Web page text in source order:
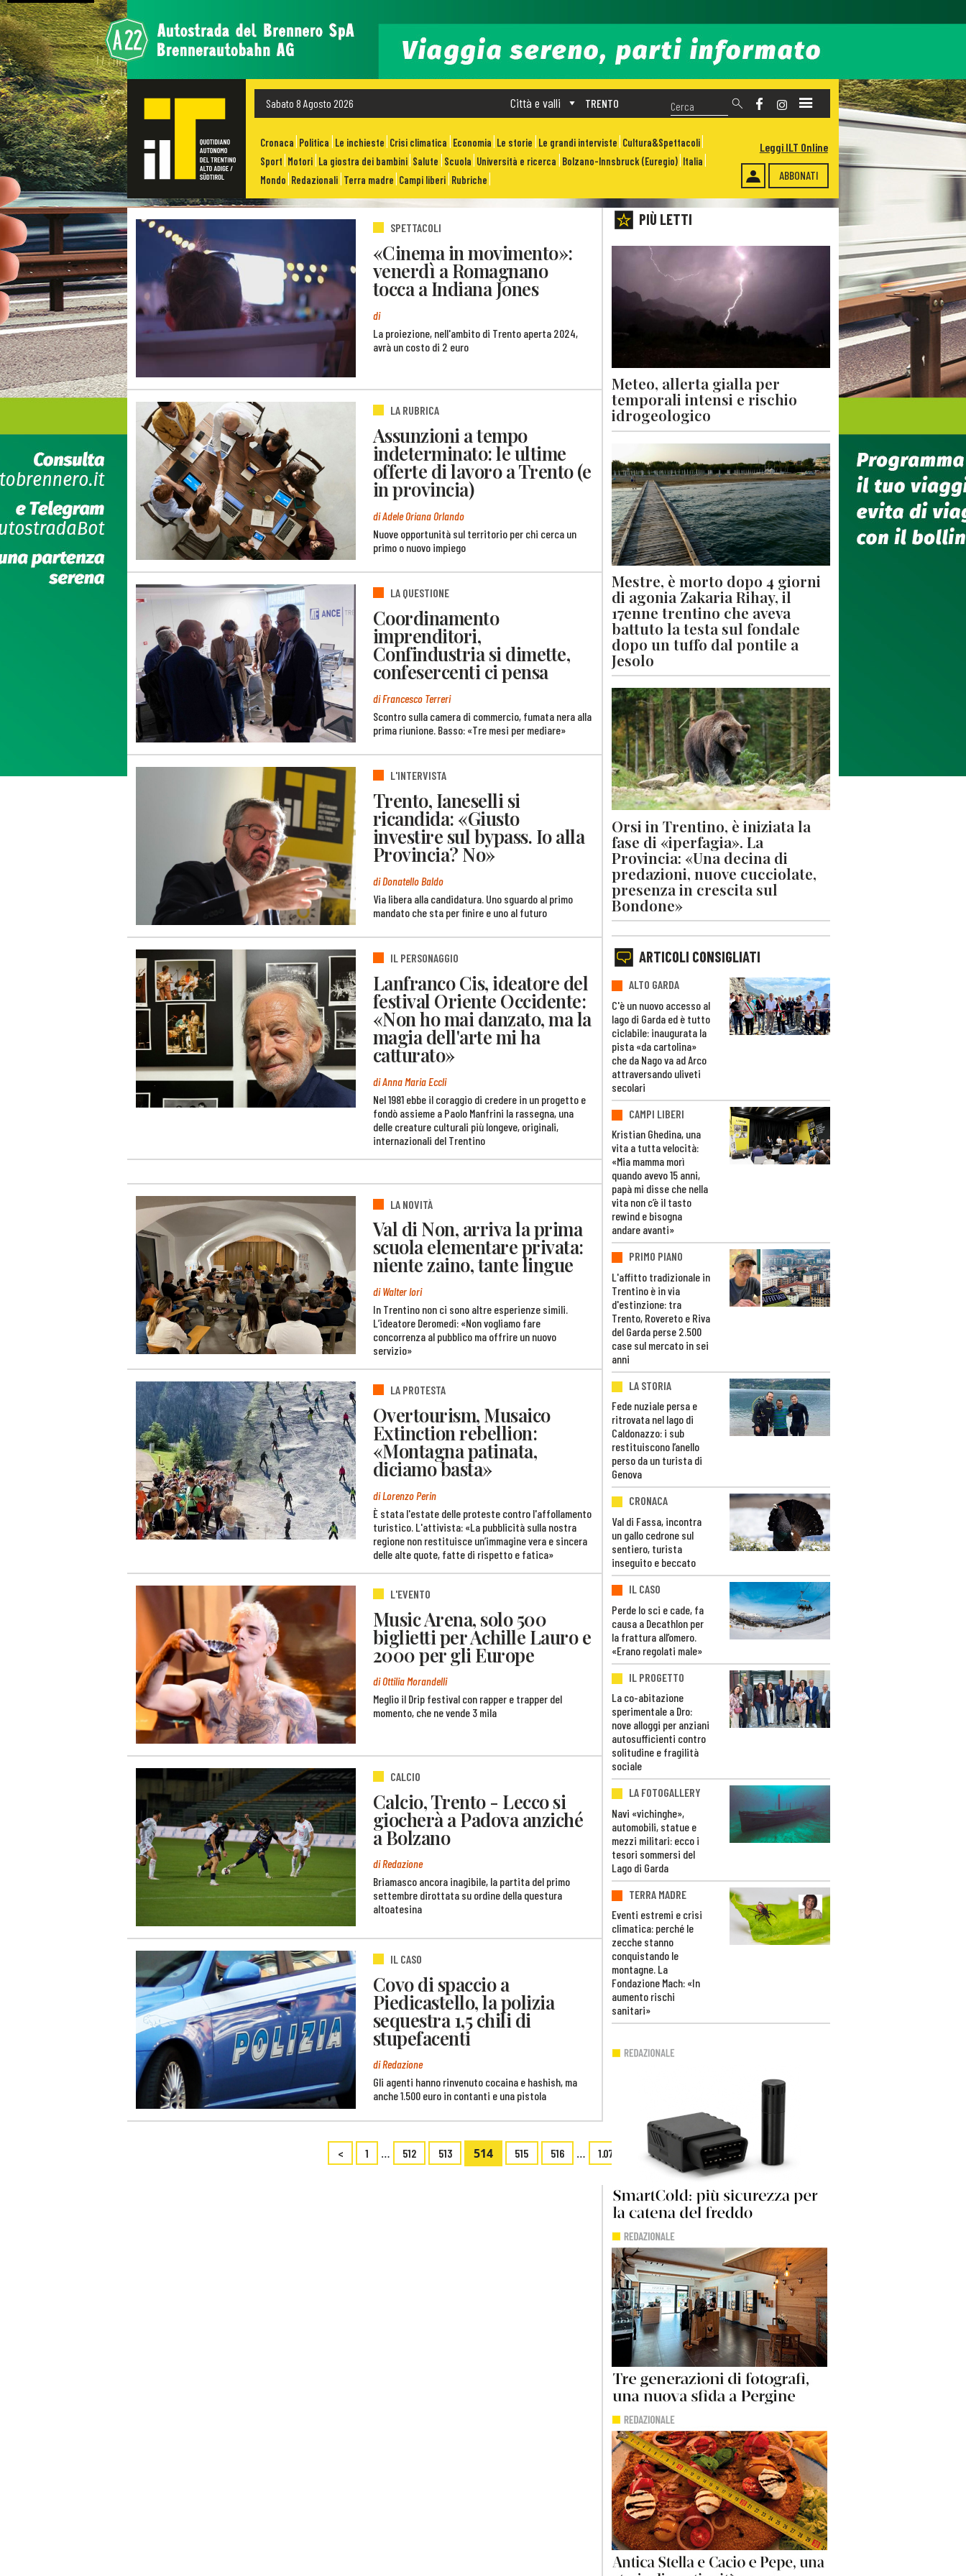
Sabato 8 Agosto 2026 TRENTO
Città e valli
Cronaca Politica Le inchieste Crisi climatica Economia Le storie Le grandi interviste Cultura&Spettacoli
Sport Motori La giostra dei bambini Salute Scuola Università e ricerca Bolzano-Innsbruck (Euregio) Italia
Mondo Redazionali Terra madre Campi liberi Rubriche ABBONATI
Leggi ILT Online
SPETTACOLI
«Cinema in movimento»:
venerdì a Romagnano
tocca a Indiana Jones
di
La proiezione, nell'ambito di Trento aperta 2024,
avrà un costo di 2 euro
LA RUBRICA
Assunzioni a tempo
indeterminato: le ultime
offerte di lavoro a Trento (e
in provincia)
di Adele Oriana Orlando
Nuove opportunità sul territorio per chi cerca un
primo o nuovo impiego
LA QUESTIONE
Coordinamento
imprenditori,
Confindustria si dimette,
confesercenti ci pensa
di Francesco Terreri
Scontro sulla camera di commercio, fumata nera alla
prima riunione. Basso: «Tre mesi per mediare»
L'INTERVISTA
Trento, Ianeselli si
ricandida: «Giusto
investire sul bypass. Io alla
Provincia? No»
di Donatello Baldo
Via libera alla candidatura. Uno sguardo al primo
mandato che sta per finire e uno al futuro
IL PERSONAGGIO
Lanfranco Cis, ideatore del
festival Oriente Occidente:
«Non ho mai danzato, ma la
magia dell'arte mi ha
catturato»
di Anna Maria Eccli
Nel 1981 ebbe il coraggio di credere in un progetto e
fondò assieme a Paolo Manfrini la rassegna, una
delle creature culturali più longeve, originali,
internazionali del Trentino
LA NOVITÀ
Val di Non, arriva la prima
scuola elementare privata:
niente zaino, tante lingue
di Walter Iori
In Trentino non ci sono altre esperienze simili.
L’ideatore Deromedi: «Non vogliamo fare
concorrenza al pubblico ma offrire un nuovo
servizio»
LA PROTESTA
Overtourism, Musaico
Extinction rebellion:
«Montagna patinata,
diciamo basta»
di Lorenzo Perin
È stata l'estate delle proteste contro l'affollamento
turistico. L'attivista: «La pubblicità sulla nostra
regione non restituisce un’immagine vera e sincera
delle alte quote, fatte di rispetto e fatica»
L'EVENTO
Music Arena, solo 500
biglietti per Achille Lauro e
2000 per gli Europe
di Ottilia Morandelli
Meglio il Drip festival con rapper e trapper del
momento, che ne vende 3 mila
CALCIO
Calcio, Trento - Lecco si
giocherà a Padova anziché
a Bolzano
di Redazione
Briamasco ancora inagibile, la partita del primo
settembre dirottata su ordine della questura
altoatesina
IL CASO
Covo di spaccio a
Piedicastello, la polizia
sequestra 1,5 chili di
stupefacenti
di Redazione
Gli agenti hanno rinvenuto cocaina e hashish, ma
anche 1.500 euro in contanti e una pistola
< 1 … 512 513 514 515 516 … 1.076
PIÙ LETTI
Meteo, allerta gialla per
temporali intensi e rischio
idrogeologico
Mestre, è morto dopo 4 giorni
di agonia Zakaria Rihay, il
17enne trentino che aveva
battuto la testa sul fondale
dopo un tuffo dal pontile a
Jesolo
Orsi in Trentino, è iniziata la
fase di «iperfagia». La
Provincia: «Una decina di
predazioni, nuove cucciolate,
presenza in crescita sul
Bondone»
ARTICOLI CONSIGLIATI
ALTO GARDA
C'è un nuovo accesso al
lago di Garda ed è tutto
ciclabile: inaugurata la
pista «da cartolina»
che da Nago va ad Arco
attraversando uliveti
secolari
CAMPI LIBERI
Kristian Ghedina, una
vita a tutta velocità:
«Mia mamma morì
quando avevo 15 anni,
papà mi disse che nella
vita non c’è il tasto
rewind e bisogna
andare avanti»
PRIMO PIANO
L'affitto tradizionale in
Trentino è in via
d'estinzione: tra
Trento, Rovereto e Riva
del Garda perse 2.500
case sul mercato in sei
anni
LA STORIA
Fede nuziale persa e
ritrovata nel lago di
Caldonazzo: i sub
restituiscono l’anello
perso da un turista di
Genova
CRONACA
Val di Fassa, incontra
un gallo cedrone sul
sentiero, turista
inseguito e beccato
IL CASO
Perde lo sci e cade, fa
causa a Decathlon per
la frattura all’omero.
«Erano regolati male»
IL PROGETTO
La co-abitazione
sperimentale a Dro:
nove alloggi per anziani
autosufficienti contro
solitudine e fragilità
sociale
LA FOTOGALLERY
Navi «vichinghe»,
automobili, statue e
mezzi militari: ecco i
tesori sommersi del
Lago di Garda
TERRA MADRE
Eventi estremi e crisi
climatica: perché le
zecche stanno
conquistando le
montagne. La
Fondazione Mach: «In
aumento rischi
sanitari»